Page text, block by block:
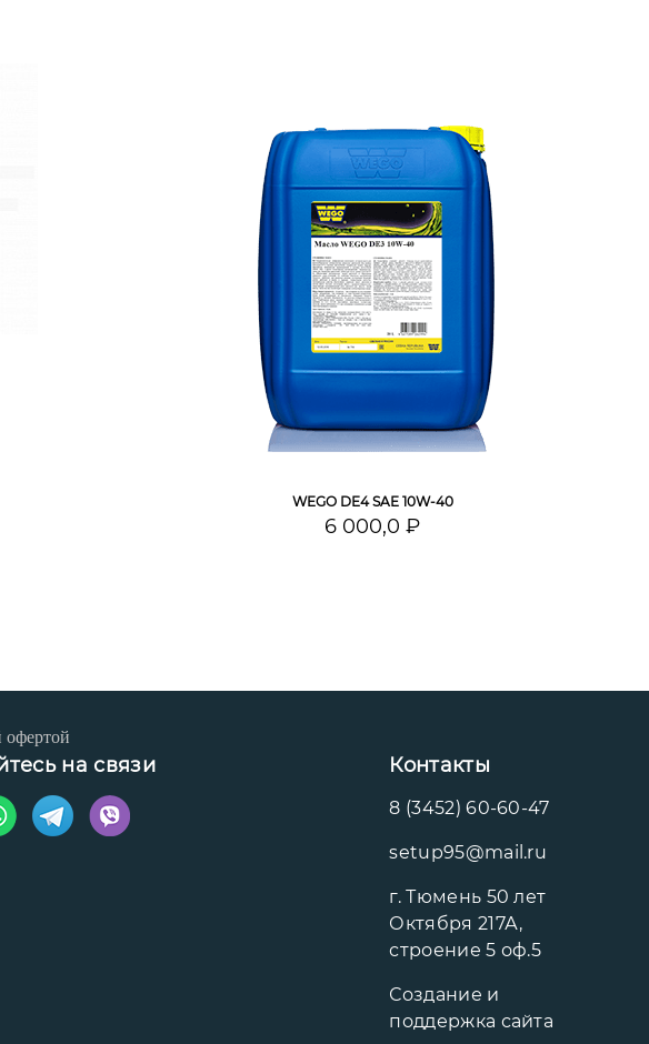
WEGO DE4 SAE 10W-40
6 000,0 ₽
офертой
на связи Контакты
8 (3452) 60-60-47
setup95@mail.ru
г. Тюмень 50 лет
Октября 217А,
строение 5 оф.5
Создание и
поддержка сайта